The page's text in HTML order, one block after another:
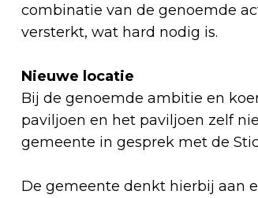
combinatie van de genoemde
versterkt, wat hard nodig is.
Nieuwe locatie
Bij de genoemde ambitie en
paviljoen en het paviljoen zelf
gemeente in gesprek met de
De gemeente denkt hierbij aan